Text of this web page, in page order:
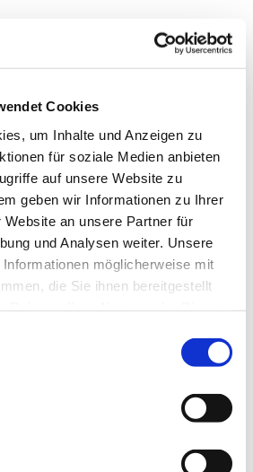
Cookies
um Inhalte und Anzeigen zu
für soziale Medien anbieten
auf unsere Website zu
geben wir Informationen zu Ihrer
Website an unsere Partner für
und Analysen weiter. Unsere
möglicherweise mit
die Sie ihnen bereitgestellt